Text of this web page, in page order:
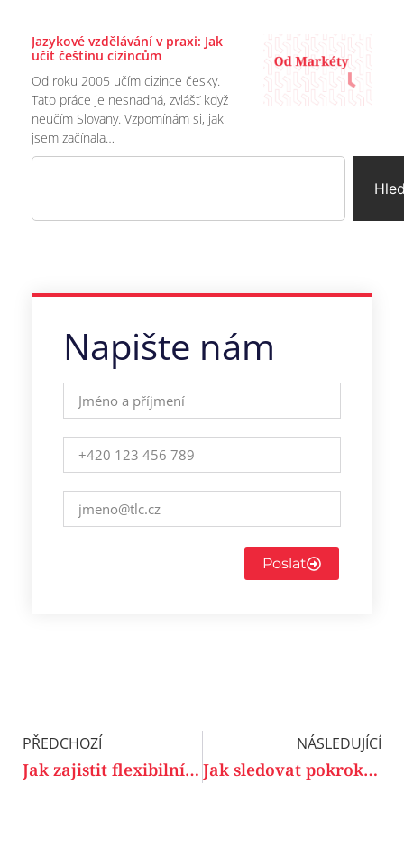
Jazykové vzdělávání v praxi: Jak
učit češtinu cizincům
Od roku 2005 učím cizince česky.
Tato práce je nesnadná, zvlášť když
neučím Slovany. Vzpomínám si, jak
jsem začínala…
Napište nám
Poslat
PŘEDCHOZÍ
Jak zajistit flexibilní jazykové kurzy pro firmy s provozem 24/7?
NÁSLEDUJÍCÍ
Jak sledovat pokrok zaměstnanců v jazykovém vzdělávání?